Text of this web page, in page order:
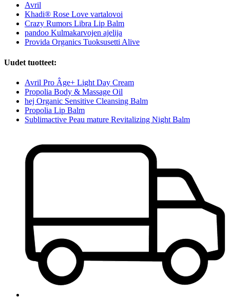
Avril
Khadi® Rose Love vartalovoi
Crazy Rumors Libra Lip Balm
pandoo Kulmakarvojen ajelija
Provida Organics Tuoksusetti Alive
Uudet tuotteet:
Avril Pro Âge+ Light Day Cream
Propolia Body & Massage Oil
hej Organic Sensitive Cleansing Balm
Propolia Lip Balm
Sublimactive Peau mature Revitalizing Night Balm